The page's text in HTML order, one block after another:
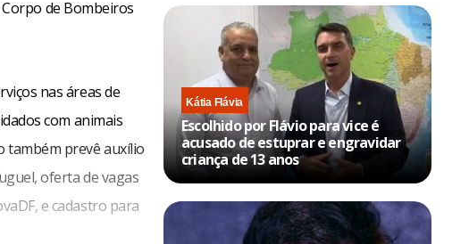
Corpo de Bombeiros
nas áreas de
com animais
também prevê auxílio
oferta de vagas
e cadastro para
Kátia Flávia
Escolhido por Flávio para vice é
acusado de estuprar e engravidar
criança de 13 anos